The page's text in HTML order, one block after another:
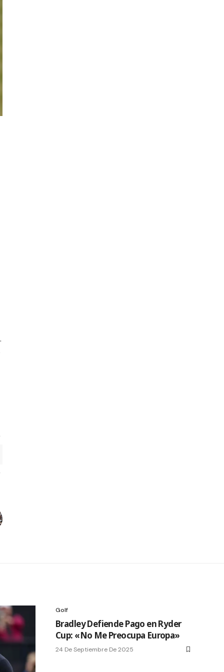
Golf
Bradley Defiende Pago en Ryder
Cup: «No Me Preocupa Europa»
24 De Septiembre De 2025